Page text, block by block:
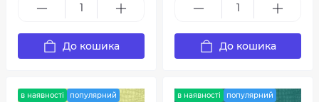
До кошика До кошика
в наявності популярний в наявності популярний